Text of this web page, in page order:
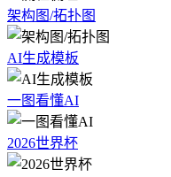
架构图/拓扑图
AI生成模板
一图看懂AI
2026世界杯